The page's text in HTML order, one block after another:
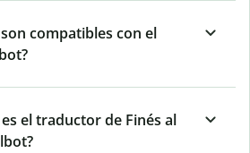
compatibles con el
el traductor de Finés al